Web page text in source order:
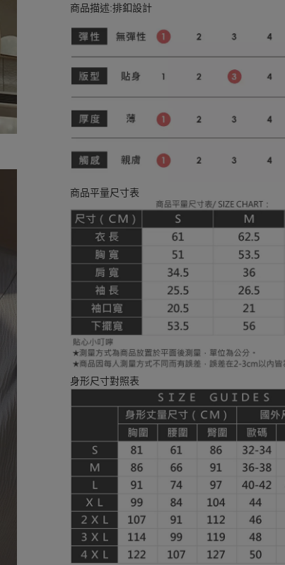
商品描述:排釦設計
商品平量尺寸表
身形尺寸對照表